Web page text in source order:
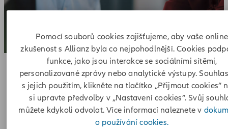
Allianz Commercial
Ať už jste středně velká nebo velká
Pomocí souborů cookies zajišťujeme, aby vaše online
zkušenost s Allianz byla co nejpohodlnější. Cookies
funkce, jako jsou interakce se sociálními sítěmi,
personalizované zprávy nebo analytické výstupy.
s jejich použitím, klikněte na tlačítko „Přijmout cookies“
si upravte předvolby v „Nastavení cookies“. Svůj
můžete kdykoli odvolat. Více informací naleznete v
o používání cookies.